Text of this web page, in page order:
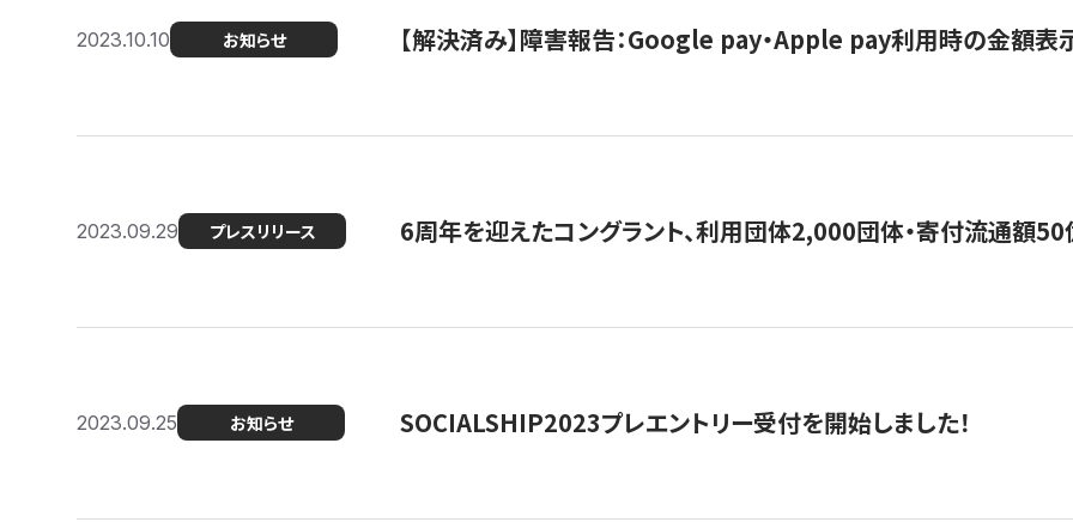
2023.10.10 お知らせ 【解決済み】障害報告：Google pay・Apple pay利用時の金額表
2023.09.29 プレスリリース 6周年を迎えたコングラント、利用団体2,000団体・寄付流通額50
2023.09.25 お知らせ SOCIALSHIP2023プレエントリー受付を開始しました！